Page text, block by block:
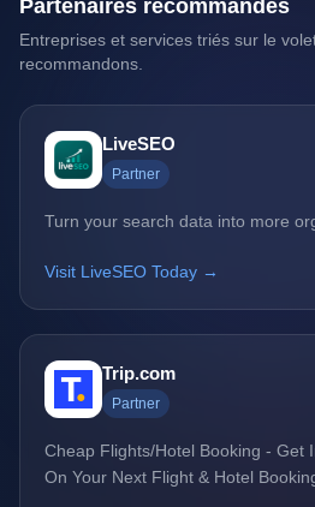
Partenaires recommandés
Entreprises et services triés sur le
recommandons.
LiveSEO
Partner
Turn your search data into more
Visit LiveSEO Today →
Trip.com
Partner
Cheap Flights/Hotel Booking - Get
On Your Next Flight & Hotel